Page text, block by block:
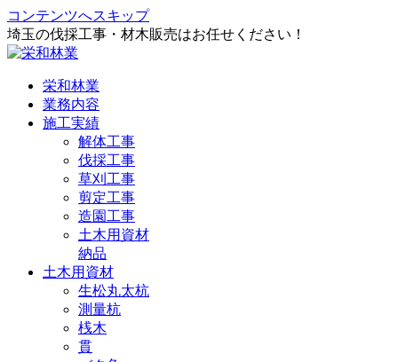
コンテンツへスキップ
埼玉の伐採工事・材木販売はお任せください！
栄和林業
業務内容
施工実績
解体工事
伐採工事
草刈工事
剪定工事
造園工事
土木用資材
納品
土木用資材
生松丸太杭
測量杭
桟木
貫